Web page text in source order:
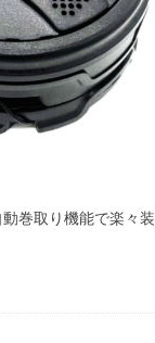
巻取り機能で楽々装